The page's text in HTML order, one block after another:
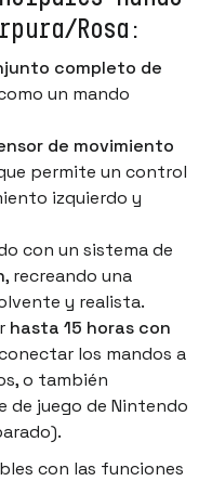
Rosa:
completo de
un mando
de movimiento
permite un control
izquierdo y
con un sistema de
, recreando una
y realista.
hasta 15 horas con
los mandos a
o también
juego de Nintendo
con las funciones